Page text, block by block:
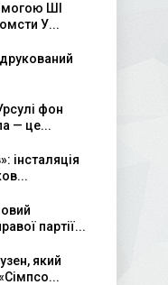
ШІ
У...
фон
— це...
інсталяція
партії...
який